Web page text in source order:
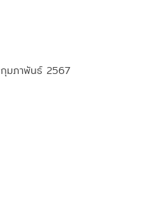
กุมภาพันธ์ 2567